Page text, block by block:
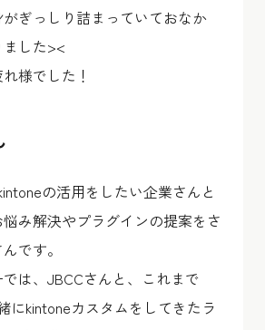
ぎっしり詰まっていておなか
した><
様でした！
の活用をしたい企業さんと
み解決やプラグインの提案をさ
です。
は、JBCCさんと、これまで
にkintoneカスタムをしてきたラ